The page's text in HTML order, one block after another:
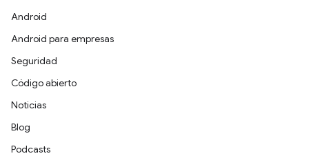
Android
Android para empresas
Seguridad
Código abierto
Noticias
Blog
Podcasts